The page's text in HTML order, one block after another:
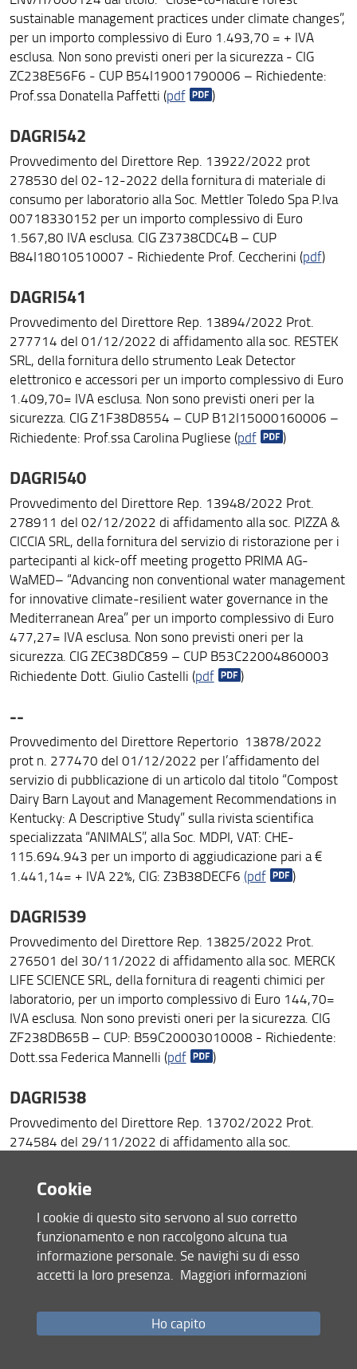
sustainable management practices under climate changes”,
per un importo complessivo di Euro 1.493,70 = + IVA
esclusa. Non sono previsti oneri per la sicurezza - CIG
ZC238E56F6 - CUP B54I19001790006 – Richiedente:
Prof.ssa Donatella Paffetti (pdf )
DAGRI542
Provvedimento del Direttore Rep. 13922/2022 prot
278530 del 02-12-2022 della fornitura di materiale di
consumo per laboratorio alla Soc. Mettler Toledo Spa P.Iva
00718330152 per un importo complessivo di Euro
1.567,80 IVA esclusa. CIG Z3738CDC4B – CUP
B84I18010510007 - Richiedente Prof. Ceccherini (pdf)
DAGRI541
Provvedimento del Direttore Rep. 13894/2022 Prot.
277714 del 01/12/2022 di affidamento alla soc. RESTEK
SRL, della fornitura dello strumento Leak Detector
elettronico e accessori per un importo complessivo di Euro
1.409,70= IVA esclusa. Non sono previsti oneri per la
sicurezza. CIG Z1F38D8554 – CUP B12I15000160006 –
Richiedente: Prof.ssa Carolina Pugliese (pdf )
DAGRI540
Provvedimento del Direttore Rep. 13948/2022 Prot.
278911 del 02/12/2022 di affidamento alla soc. PIZZA &
CICCIA SRL, della fornitura del servizio di ristorazione per i
partecipanti al kick-off meeting progetto PRIMA AG-
WaMED– “Advancing non conventional water management
for innovative climate-resilient water governance in the
Mediterranean Area” per un importo complessivo di Euro
477,27= IVA esclusa. Non sono previsti oneri per la
sicurezza. CIG ZEC38DC859 – CUP B53C22004860003
Richiedente Dott. Giulio Castelli (pdf )
--
Provvedimento del Direttore Repertorio 13878/2022
prot n. 277470 del 01/12/2022 per l’affidamento del
servizio di pubblicazione di un articolo dal titolo “Compost
Dairy Barn Layout and Management Recommendations in
Kentucky: A Descriptive Study” sulla rivista scientifica
specializzata “ANIMALS”, alla Soc. MDPI, VAT: CHE-
115.694.943 per un importo di aggiudicazione pari a €
1.441,14= + IVA 22%, CIG: Z3B38DECF6 (pdf )
DAGRI539
Provvedimento del Direttore Rep. 13825/2022 Prot.
276501 del 30/11/2022 di affidamento alla soc. MERCK
LIFE SCIENCE SRL, della fornitura di reagenti chimici per
laboratorio, per un importo complessivo di Euro 144,70=
IVA esclusa. Non sono previsti oneri per la sicurezza. CIG
ZF238DB65B – CUP: B59C20003010008 - Richiedente:
Dott.ssa Federica Mannelli (pdf )
DAGRI538
Provvedimento del Direttore Rep. 13702/2022 Prot.
274584 del 29/11/2022 di affidamento alla soc.
laboratorio, necessario per lo svolgimento delle attività di
ricerca conto terzi, per un importo complessivo di Euro
1.790,00= IVA esclusa. Non sono previsti oneri per la
sicurezza. CIG Z3A38CC883 – CUP B32F20000030004 –
Richiedente: Prof. Francesco Ferrini (pdf )
Provvedimento del Direttore Rep. 13650/2022 Prot.
273440 di affidamento alla soc. MERCK LIFE SCIENCE SRL,
Cookie
I cookie di questo sito servono al suo corretto
funzionamento e non raccolgono alcuna tua
informazione personale. Se navighi su di esso
accetti la loro presenza. Maggiori informazioni
Ho capito